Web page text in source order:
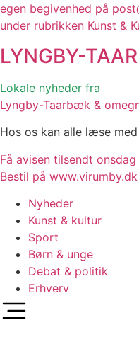
egen begivenhed på
under rubrikken Kunst &
LYNGBY-
Lokale nyheder fra
Lyngby-Taarbæk &
Hos os kan alle læse med
Få avisen tilsendt
Bestil på www.virumby.dk
Nyheder
Kunst & kultur
Sport
Børn & unge
Debat & politik
Erhverv